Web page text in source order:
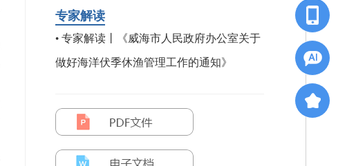
专家解读
•专家解读丨《威海市人民政府办公室关于
做好海洋伏季休渔管理工作的通知》